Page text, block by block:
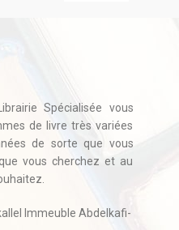
Spécialisée vous
de livre très variées
de sorte que vous
vous cherchez et au
Immeuble Abdelkafi-